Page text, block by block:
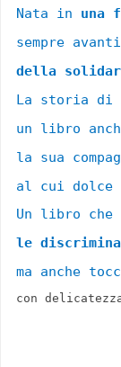
Nata in una
sempre avanti
della
La storia di
un libro
la sua
al cui dolce
Un libro che
le
ma anche
con